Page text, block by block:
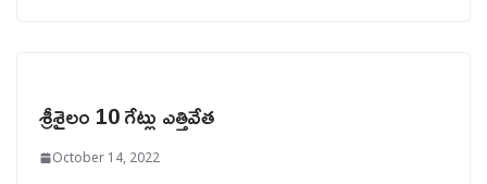
శ్రీశైలం 10 గేట్లు ఎత్తివేత
October 14, 2022